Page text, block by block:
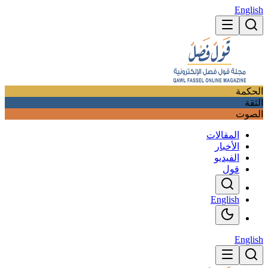
English
الحكمة
الثقة
الصوت
المقالات
الأخبار
الفيديو
قول
English
English